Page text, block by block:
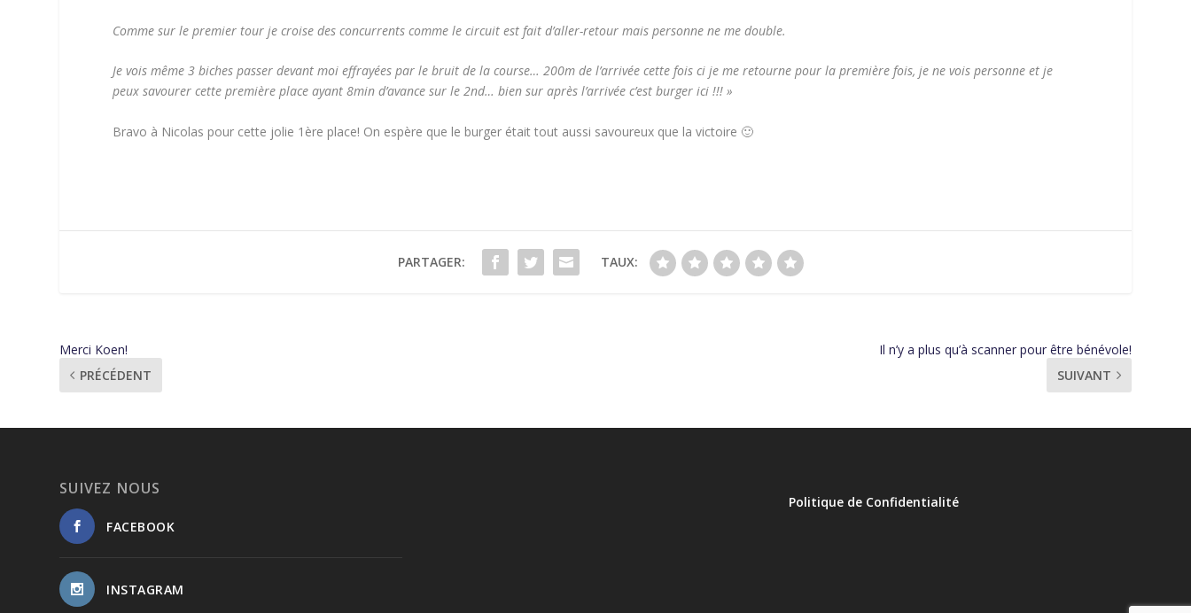
Comme sur le premier tour je croise des concurrents comme le circuit est fait d’aller-retour mais personne ne me double.
Je vois même 3 biches passer devant moi effrayées par le bruit de la course… 200m de l’arrivée cette fois ci je me retourne pour la première fois, je ne vois personne et je
peux savourer cette première place ayant 8min d’avance sur le 2nd… bien sur après l’arrivée c’est burger ici !!! »
Bravo à Nicolas pour cette jolie 1ère place! On espère que le burger était tout aussi savoureux que la victoire 🙂
PARTAGER: TAUX:
Merci Koen!
PRÉCÉDENT
Il n’y a plus qu’à scanner pour être bénévole!
SUIVANT
SUIVEZ NOUS
FACEBOOK
INSTAGRAM
Politique de Confidentialité